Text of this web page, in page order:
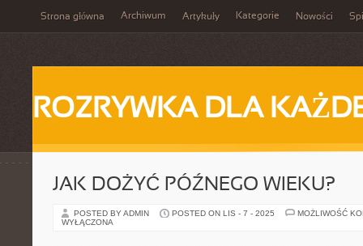
Strona główna Archiwum Artykuły Kategorie Nowości
ROZRYWKA DLA
JAK DOŻYĆ PÓŹNEGO WIEKU?
POSTED BY ADMIN POSTED ON LIS - 7 - 2025
MOŻLIWOŚĆ
WYŁĄCZONA